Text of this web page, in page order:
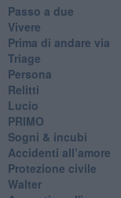
Passo a due
Vivere
Prima di andare via
Triage
Persona
Relitti
Lucio
PRIMO
Sogni & incubi
Accidenti all’amore
Protezione civile
Walter